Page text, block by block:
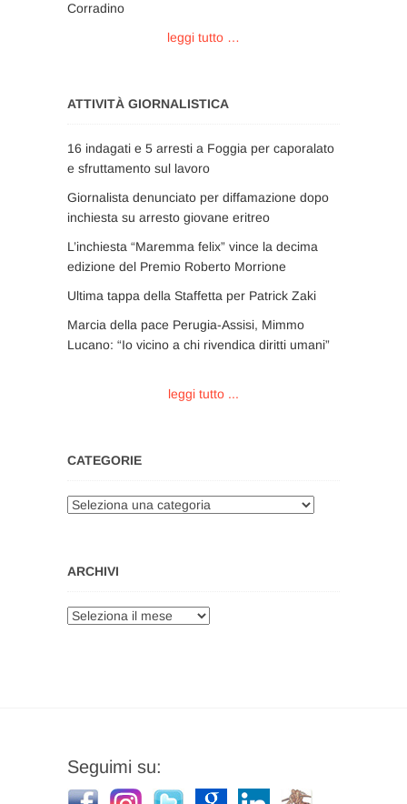
Corradino
leggi tutto …
ATTIVITÀ GIORNALISTICA
16 indagati e 5 arresti a Foggia per caporalato
e sfruttamento sul lavoro
Giornalista denunciato per diffamazione dopo
inchiesta su arresto giovane eritreo
L’inchiesta “Maremma felix” vince la decima
edizione del Premio Roberto Morrione
Ultima tappa della Staffetta per Patrick Zaki
Marcia della pace Perugia-Assisi, Mimmo
Lucano: “Io vicino a chi rivendica diritti umani”
leggi tutto ...
CATEGORIE
Categorie
ARCHIVI
Archivi
Seguimi su: